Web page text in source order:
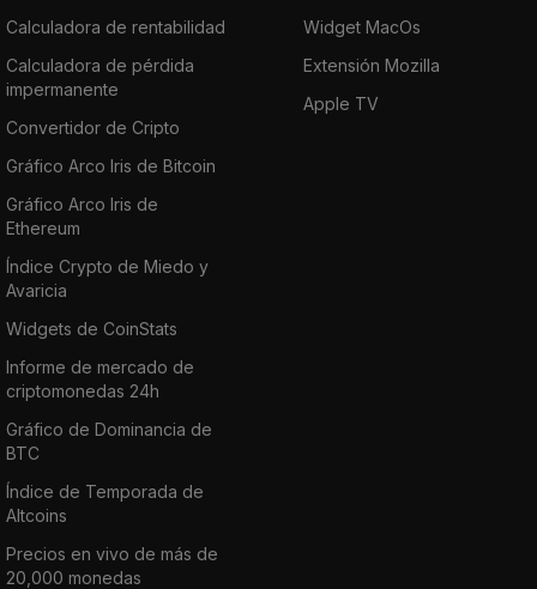
Calculadora de rentabilidad
Calculadora de pérdida
impermanente
Convertidor de Cripto
Gráfico Arco Iris de Bitcoin
Gráfico Arco Iris de
Ethereum
Índice Crypto de Miedo y
Avaricia
Widgets de CoinStats
Informe de mercado de
criptomonedas 24h
Gráfico de Dominancia de
BTC
Índice de Temporada de
Altcoins
Precios en vivo de más de
20,000 monedas
Widget MacOs
Extensión Mozilla
Apple TV